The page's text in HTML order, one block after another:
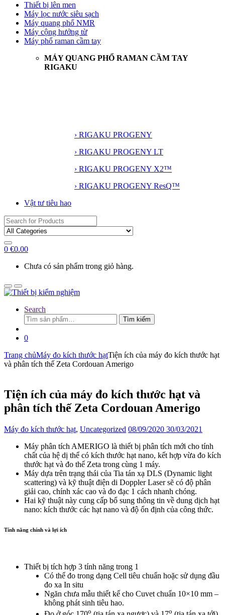
Thiết bị lên men
Máy lọc nước siêu sạch
Máy quang phổ NMR
Máy cộng hưởng từ
Máy phổ raman cầm tay
MÁY QUANG PHỔ RAMAN CẦM TAY
RIGAKU
› RIGAKU PROGENY
› RIGAKU PROGENY LT
› RIGAKU PROGENY X2™
› RIGAKU PROGENY ResQ™
Vật tư tiêu hao
Search
for:
0 €0.00
Chưa có sản phẩm trong giỏ hàng.
Search
Tìm
kiếm:
Tìm kiếm
0
Trang chủMáy đo kích thước hạtTiện ích của máy đo kích thước hạt
và phân tích thế Zeta Cordouan Amerigo
Tiện ích của máy đo kích thước hạt và
phân tích thế Zeta Cordouan Amerigo
Máy đo kích thước hạt, Uncategorized 08/09/2020 30/03/2021
Máy phân tích AMERIGO là thiết bị phân tích mới cho tính
chất của hệ dị thể có kích thước hạt nano, kết hợp vừa đo kích
thước hạt và đo thế Zeta trong cùng 1 máy.
Máy dựa trên trạng thái của Tia tán xạ DLS (Dynamic light
scattering) và kỹ thuật điện di Doppler Laser sẽ có độ phân
giải cao, chính xác cao và đo đạc 1 cách nhanh chóng.
Hai kỹ thuật này cung cấp bổ sung thông tin về dung dịch hạt
nano: kích thước các hạt nano và độ ổn định của công thức.
Tính năng chính và lợi ích
Thiết bị tích hợp 3 tính năng trong 1
Có thể đo trong dạng Cell tiêu chuẩn hoặc sử dụng đầu
đo xa In situ
Ngăn chưa mẫu thiết kế cho Cuvet chuẩn 10×10 mm –
không phát sinh tiêu hao.
o o